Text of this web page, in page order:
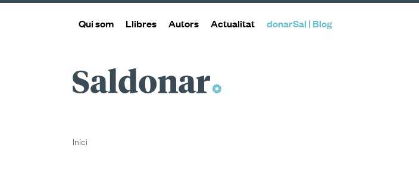
Qui som Llibres Autors Actualitat donarSal | Blog
Saldonar
Inici